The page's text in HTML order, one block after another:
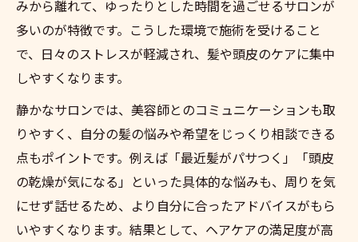
みから離れて、ゆったりとした時間を過ごせるサロンが
多いのが特徴です。こうした環境で施術を受けること
で、日々のストレスが軽減され、髪や頭皮のケアに集中
しやすくなります。
静かなサロンでは、美容師とのコミュニケーションも取
りやすく、自分の髪の悩みや希望をじっくり相談できる
点もポイントです。例えば「最近髪がパサつく」「頭皮
の乾燥が気になる」といった具体的な悩みも、周りを気
にせず話せるため、より自分に合ったアドバイスがもら
いやすくなります。結果として、ヘアケアの満足度が高